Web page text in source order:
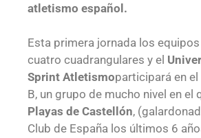
atletismo español.
Esta primera jornada los
cuatro cuadrangulares y el
Sprint Atletismoparticipará en
B, un grupo de mucho nivel en el
Playas de Castellón,
Club de España los últimos 6